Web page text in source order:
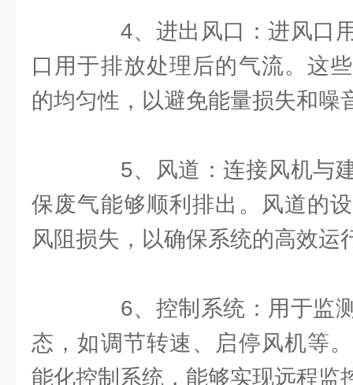
4、进出风口：进风口用
口用于排放处理后的气流。这
的均匀性，以避免能量损失和噪
5、风道：连接风机与建
保废气能够顺利排出。风道的
风阻损失，以确保系统的高效运
6、控制系统：用于监测
态，如调节转速、启停风机等
能化控制系统，能够实现远程监